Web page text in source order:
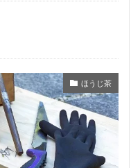
ほうじ茶